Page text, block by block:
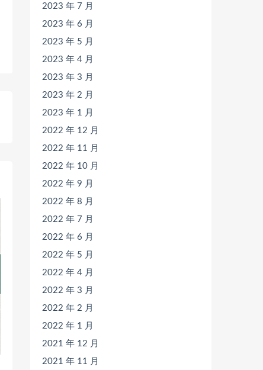
2023 年 7 月
2023 年 6 月
2023 年 5 月
2023 年 4 月
2023 年 3 月
2023 年 2 月
2023 年 1 月
2022 年 12 月
2022 年 11 月
2022 年 10 月
2022 年 9 月
2022 年 8 月
2022 年 7 月
2022 年 6 月
2022 年 5 月
2022 年 4 月
2022 年 3 月
2022 年 2 月
2022 年 1 月
2021 年 12 月
2021 年 11 月